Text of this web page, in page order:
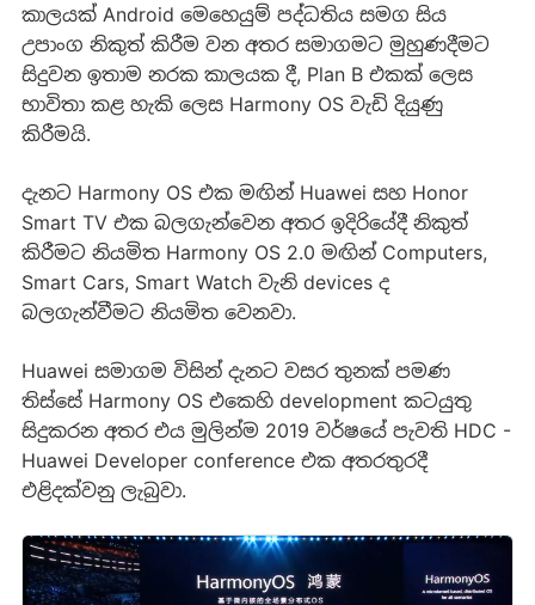
කාලයක් Android මෙහෙයුම් පද්ධතිය සමග සිය
උපාංග නිකුත් කිරීම වන අතර සමාගමට මුහුණදීමට
සිදුවන ඉතාම නරක කාලයක දී, Plan B එකක් ලෙස
භාවිතා කළ හැකි ලෙස Harmony OS වැඩි දියුණු
කිරීමයි.
දැනට Harmony OS එක මඟින් Huawei සහ Honor
Smart TV එක බලගැන්වෙන අතර ඉදිරියේදී නිකුත්
කිරීමට නියමිත Harmony OS 2.0 මඟින් Computers,
Smart Cars, Smart Watch වැනි devices ද
බලගැන්වීමට නියමිත වෙනවා.
Huawei සමාගම විසින් දැනට වසර තුනක් පමණ
තිස්සේ Harmony OS එකෙහි development කටයුතු
සිදුකරන අතර එය මුලින්ම 2019 වර්ෂයේ පැවති HDC -
Huawei Developer conference එක අතරතුරදී
එළිදක්වනු ලැබුවා.